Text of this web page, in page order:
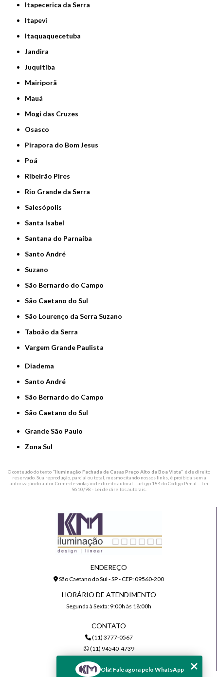
Itapecerica da Serra
Itapevi
Itaquaquecetuba
Jandira
Juquitiba
Mairiporã
Mauá
Mogi das Cruzes
Osasco
Pirapora do Bom Jesus
Poá
Ribeirão Pires
Rio Grande da Serra
Salesópolis
Santa Isabel
Santana do Parnaíba
Santo André
Suzano
São Bernardo do Campo
São Caetano do Sul
São Lourenço da Serra Suzano
Taboão da Serra
Vargem Grande Paulista
Diadema
Santo André
São Bernardo do Campo
São Caetano do Sul
Grande São Paulo
Zona Sul
O conteúdo do texto "Iluminação Fachada de Casas Preço Alto da Boa Vista" é de direito
reservado. Sua reprodução, parcial ou total, mesmo citando nossos links, é proibida sem a
autorização do autor. Crime de violação de direito autoral – artigo 184 do Código Penal – Lei
9610/98 - Lei de direitos autorais.
ENDEREÇO
São Caetano do Sul - SP - CEP: 09560-200
HORÁRIO DE ATENDIMENTO
Segunda à Sexta: 9:00h às 18:00h
CONTATO
(11) 3777-0567
(11) 94540-4739
Olá! Fale agora pelo WhatsApp